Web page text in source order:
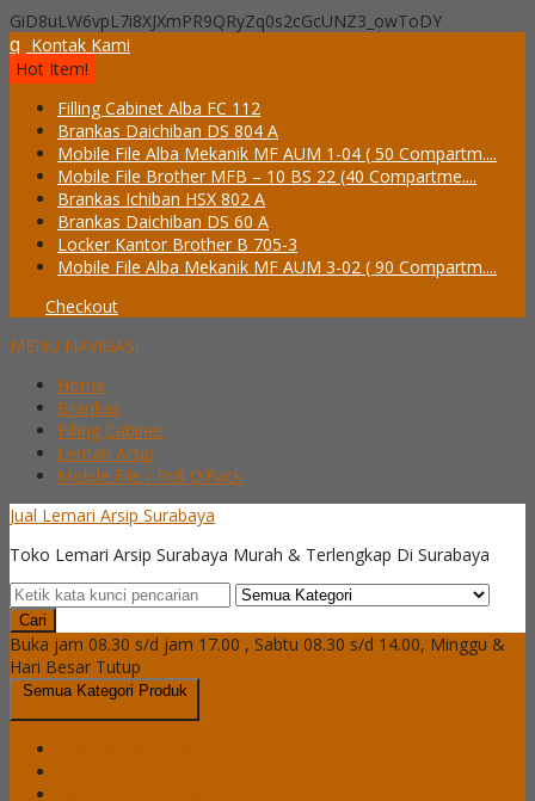
GiD8uLW6vpL7i8XJXmPR9QRyZq0s2cGcUNZ3_owToDY
q Kontak Kami
Hot Item!
Filling Cabinet Alba FC 112
Brankas Daichiban DS 804 A
Mobile File Alba Mekanik MF AUM 1-04 ( 50 Compartm....
Mobile File Brother MFB – 10 BS 22 (40 Compartme....
Brankas Ichiban HSX 802 A
Brankas Daichiban DS 60 A
Locker Kantor Brother B 705-3
Mobile File Alba Mekanik MF AUM 3-02 ( 90 Compartm....
Checkout
MENU NAVIGASI
Home
Brankas
Filling Cabinet
Lemari Arsip
Mobile File / Roll O’Pack
Jual Lemari Arsip Surabaya
Toko Lemari Arsip Surabaya Murah & Terlengkap Di Surabaya
Cari
Buka jam 08.30 s/d jam 17.00 , Sabtu 08.30 s/d 14.00, Minggu &
Hari Besar Tutup
Semua Kategori Produk